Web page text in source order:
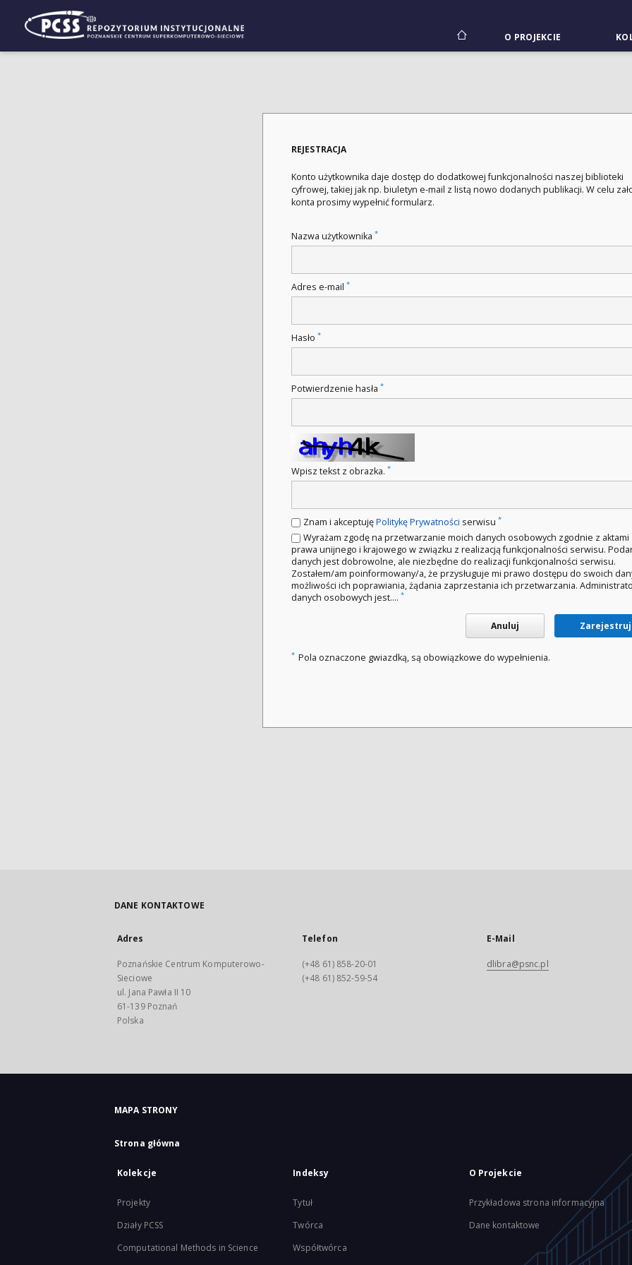
O PROJEKCIE
REJESTRACJA
Konto użytkownika daje dostęp do dodatkowej funkcjonalności naszej biblioteki
cyfrowej, takiej jak np. biuletyn e-mail z listą nowo dodanych publikacji. W celu
konta prosimy wypełnić formularz.
Nazwa użytkownika *
Adres e-mail *
Hasło *
Potwierdzenie hasła *
Wpisz tekst z obrazka. *
Znam i akceptujęPolitykę Prywatności serwisu *
Wyrażam zgodę na przetwarzanie moich danych osobowych zgodnie z aktami
prawa unijnego i krajowego w związku z realizacją funkcjonalności serwisu.
danych jest dobrowolne, ale niezbędne do realizacji funkcjonalności serwisu.
Zostałem/am poinformowany/a, że przysługuje mi prawo dostępu do swoich
możliwości ich poprawiania, żądania zaprzestania ich przetwarzania.
danych osobowych jest.... *
Anuluj Zarejestruj
* Pola oznaczone gwiazdką, są obowiązkowe do wypełnienia.
DANE KONTAKTOWE
Adres
Poznańskie Centrum Komputerowo-
Sieciowe
ul. Jana Pawła II 10
61-139 Poznań
Polska
Telefon
(+48 61) 858-20-01
(+48 61) 852-59-54
E-Mail
dlibra@psnc.pl
MAPA STRONY
Strona główna
Kolekcje
Projekty
Działy PCSS
Computational Methods in Science
Indeksy
Tytuł
Twórca
Współtwórca
O Projekcie
Przykładowa strona informacyjna
Dane kontaktowe